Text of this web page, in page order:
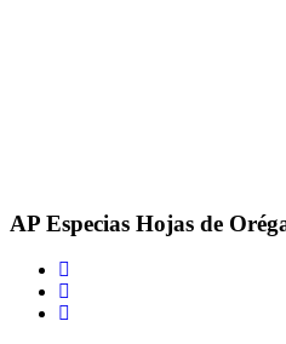
AP Especias Hojas de